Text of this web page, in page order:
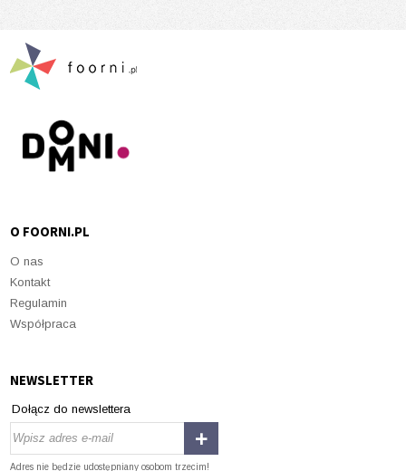
O FOORNI.PL
O nas
Kontakt
Regulamin
Współpraca
NEWSLETTER
Dołącz do newslettera
Adres nie będzie udostępniany osobom trzecim!